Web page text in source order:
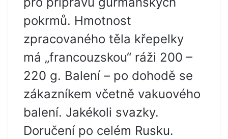
pokrmů. Hmotnost
zpracovaného těla křepelky
má „francouzskou“ ráži 200 –
220 g. Balení – po dohodě se
zákazníkem včetně vakuového
balení. Jakékoli svazky.
Doručení po celém Rusku.